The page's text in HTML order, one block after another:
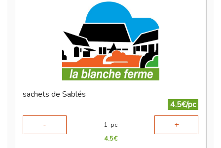
sachets de Sablés
4.5€/pc
-
1 pc +
4.5€